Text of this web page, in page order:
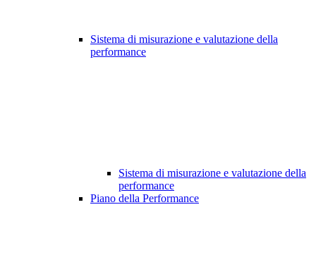
Sistema di misurazione e valutazione della
performance
Sistema di misurazione e valutazione della
performance
Piano della Performance